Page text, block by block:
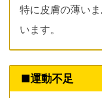
特に皮膚の薄い
います。
■運動不足